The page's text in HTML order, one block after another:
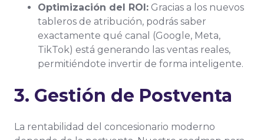
Optimización del ROI: Gracias a los nuevos
tableros de atribución, podrás saber
exactamente qué canal (Google, Meta,
TikTok) está generando las ventas reales,
permitiéndote invertir de forma inteligente.
3. Gestión de Postventa
La rentabilidad del concesionario moderno